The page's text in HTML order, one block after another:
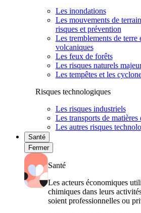
Les inondations
Les mouvements de
risques et prévention
Les tremblements de terre
volcaniques
Les feux de forêts
Les risques naturels
Les tempêtes et les
Risques technologiques
Les risques industriels
Les transports de matières
Les autres risques
Santé
Fermer
Santé
Les acteurs économiques
chimiques dans leurs
soient professionnelles ou